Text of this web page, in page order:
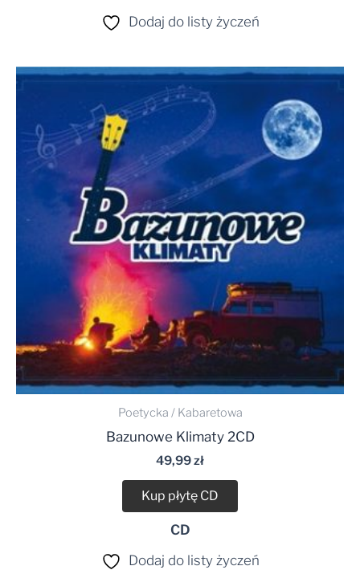
Dodaj do listy życzeń
Poetycka / Kabaretowa
Bazunowe Klimaty 2CD
49,99zł
Kup płytę CD
CD
Dodaj do listy życzeń